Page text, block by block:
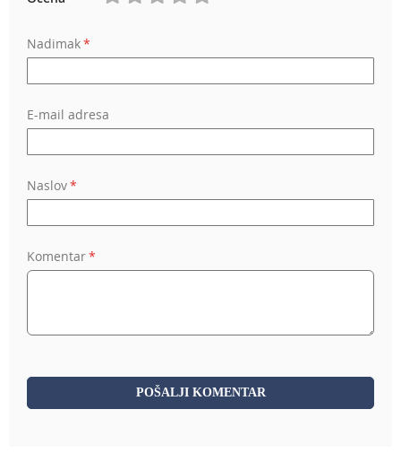
Nadimak
E-mail adresa
Naslov
Komentar
POŠALJI KOMENTAR